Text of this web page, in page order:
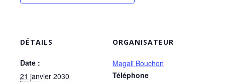
DÉTAILS
Date :
21 janvier 2030
ORGANISATEUR
Magali Bouchon
Téléphone